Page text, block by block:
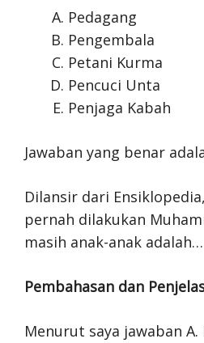
Pedagang
Pengembala
Petani Kurma
Pencuci Unta
Penjaga Kabah
Jawaban yang benar
Dilansir dari
pernah dilakukan
masih anak-anak
Pembahasan dan
Menurut saya jawaban A.